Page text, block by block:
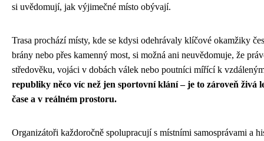
si uvědomují, jak výjimečné místo obývají.
Trasa prochází místy, kde se kdysi odehrávaly klíčové okamžiky
brány nebo přes kamenný most, si možná ani neuvědomuje, že
středověku, vojáci v dobách válek nebo poutníci mířící k
republiky něco víc než jen sportovní klání – je to zároveň živá
čase a v reálném prostoru.
Organizátoři každoročně spolupracují s místními samosprávami a